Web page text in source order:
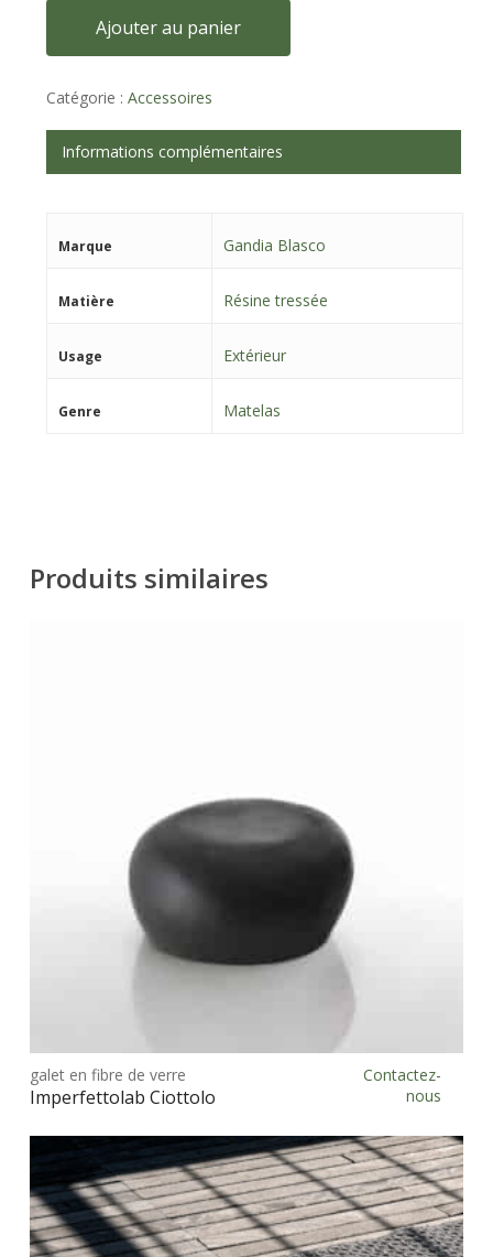
Ajouter au panier
Catégorie : Accessoires
Informations complémentaires
Marque Gandia Blasco
Matière Résine tressée
Usage Extérieur
Genre Matelas
Produits similaires
Choix des options
Les
être
galet en fibre de verre
Imperfettolab Ciottolo
Contactez-
nous